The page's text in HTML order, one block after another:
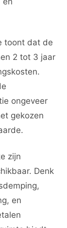
toont dat de
2 tot 3 jaar
ongeveer
gekozen
zijn
Denk
en